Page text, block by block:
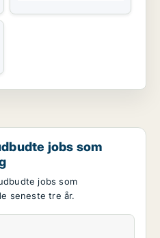
jobs som
jobs som
seneste tre år.